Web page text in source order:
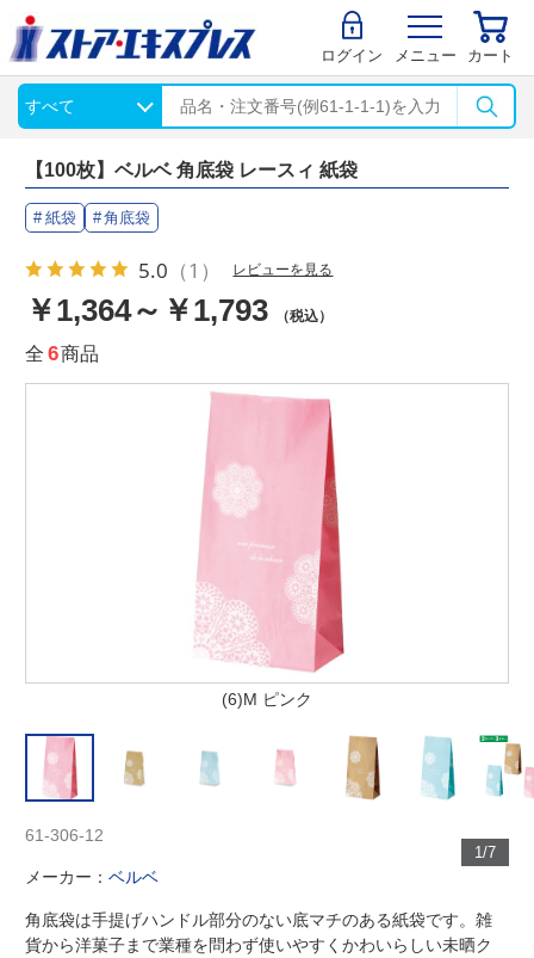
ログイン メニュー カート
【100枚】ベルベ 角底袋 レースィ 紙袋
紙袋 角底袋
5.0 （1） レビューを見る
￥1,364～￥1,793 （税込）
全 6商品
(6)M ピンク
1/7
61-306-12
メーカー：ベルベ
角底袋は手提げハンドル部分のない底マチのある紙袋です。雑
貨から洋菓子まで業種を問わず使いやすくかわいらしい未晒ク